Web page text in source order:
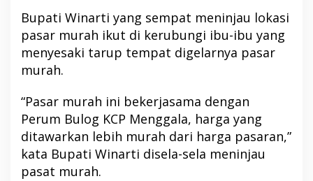
Bupati Winarti yang sempat meninjau lokasi
pasar murah ikut di kerubungi ibu-ibu yang
menyesaki tarup tempat digelarnya pasar
murah.
“Pasar murah ini bekerjasama dengan
Perum Bulog KCP Menggala, harga yang
ditawarkan lebih murah dari harga pasaran,”
kata Bupati Winarti disela-sela meninjau
pasat murah.